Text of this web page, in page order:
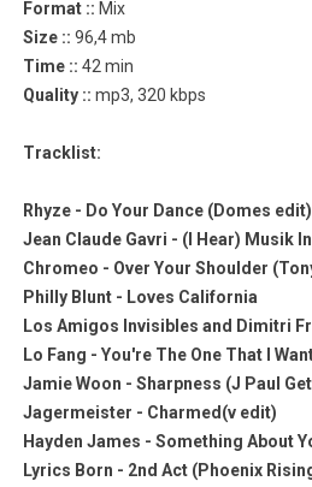
Format :: Mix
Size :: 96,4 mb
Time :: 42 min
Quality :: mp3, 320 kbps
Tracklist:
Rhyze - Do Your Dance (Domes edit)
Jean Claude Gavri - (I Hear) Musik
Chromeo - Over Your Shoulder
Philly Blunt - Loves California
Los Amigos Invisibles and Dimitri
Lo Fang - You're The One That I
Jamie Woon - Sharpness (J Paul
Jagermeister - Charmed(v edit)
Hayden James - Something About
Lyrics Born - 2nd Act (Phoenix